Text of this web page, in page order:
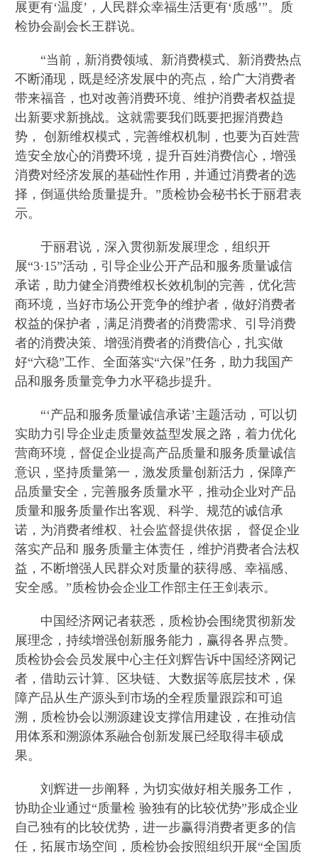
展更有‘温度’，人民群众幸福生活更有‘质感’”。质
检协会副会长王群说。
“当前，新消费领域、新消费模式、新消费热点
不断涌现，既是经济发展中的亮点，给广大消费者
带来福音，也对改善消费环境、维护消费者权益提
出新要求新挑战。这就需要我们既要把握消费趋
势， 创新维权模式，完善维权机制，也要为百姓营
造安全放心的消费环境，提升百姓消费信心，增强
消费对经济发展的基础性作用，并通过消费者的选
择，倒逼供给质量提升。”质检协会秘书长于丽君表
示。
于丽君说，深入贯彻新发展理念，组织开
展“3·15”活动，引导企业公开产品和服务质量诚信
承诺，助力健全消费维权长效机制的完善，优化营
商环境，当好市场公开竞争的维护者，做好消费者
权益的保护者，满足消费者的消费需求、引导消费
者的消费决策、增强消费者的消费信心，扎实做
好“六稳”工作、全面落实“六保”任务，助力我国产
品和服务质量竞争力水平稳步提升。
“‘产品和服务质量诚信承诺’主题活动，可以切
实助力引导企业走质量效益型发展之路，着力优化
营商环境，督促企业提高产品质量和服务质量诚信
意识，坚持质量第一，激发质量创新活力，保障产
品质量安全，完善服务质量水平，推动企业对产品
质量和服务质量作出客观、科学、规范的诚信承
诺，为消费者维权、社会监督提供依据， 督促企业
落实产品和 服务质量主体责任，维护消费者合法权
益，不断增强人民群众对质量的获得感、幸福感、
安全感。”质检协会企业工作部主任王剑表示。
中国经济网记者获悉，质检协会围绕贯彻新发
展理念，持续增强创新服务能力，赢得各界点赞。
质检协会会员发展中心主任刘辉告诉中国经济网记
者，借助云计算、区块链、大数据等底层技术，保
障产品从生产源头到市场的全程质量跟踪和可追
溯，质检协会以溯源建设支撑信用建设，在推动信
用体系和溯源体系融合创新发展已经取得丰硕成
果。
刘辉进一步阐释，为切实做好相关服务工作，
协助企业通过“质量检 验独有的比较优势”形成企业
自己独有的比较优势，进一步赢得消费者更多的信
任，拓展市场空间，质检协会按照组织开展“全国质